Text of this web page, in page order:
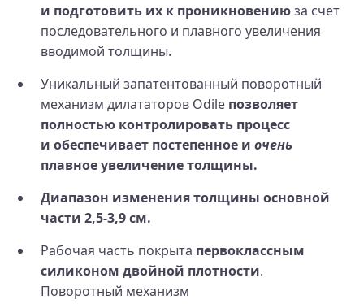
и подготовить их к проникновениюза счет
последовательного и плавного увеличения
вводимой толщины.
Уникальный запатентованный поворотный
механизм дилататоров Odile позволяет
полностью контролировать процесс
и обеспечивает постепенное и очень
плавное увеличение толщины.
Диапазон изменения толщины основной
части 2,5‑3,9 см.
Рабочая часть покрыта первоклассным
силиконом двойной плотности.
Поворотный механизм